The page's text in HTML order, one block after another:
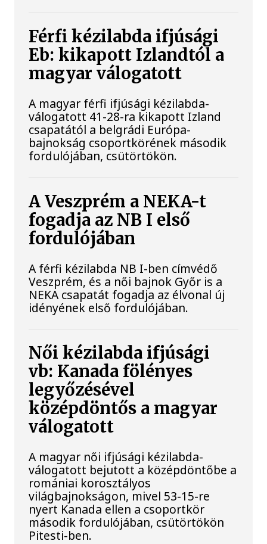
Férfi kézilabda ifjúsági
Eb: kikapott Izlandtól a
magyar válogatott
A magyar férfi ifjúsági kézilabda-
válogatott 41-28-ra kikapott Izland
csapatától a belgrádi Európa-
bajnokság csoportkörének második
fordulójában, csütörtökön.
A Veszprém a NEKA-t
fogadja az NB I első
fordulójában
A férfi kézilabda NB I-ben címvédő
Veszprém, és a női bajnok Győr is a
NEKA csapatát fogadja az élvonal új
idényének első fordulójában.
Női kézilabda ifjúsági
vb: Kanada fölényes
legyőzésével
középdöntős a magyar
válogatott
A magyar női ifjúsági kézilabda-
válogatott bejutott a középdöntőbe a
romániai korosztályos
világbajnokságon, mivel 53-15-re
nyert Kanada ellen a csoportkör
második fordulójában, csütörtökön
Pitesti-ben.